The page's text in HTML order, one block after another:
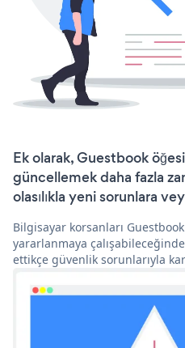
Ek olarak, Guestbook
güncellemek daha fazla
olasılıkla yeni sorunlara
Bilgisayar korsanları
yararlanmaya
ettikçe güvenlik sorunlarıyla